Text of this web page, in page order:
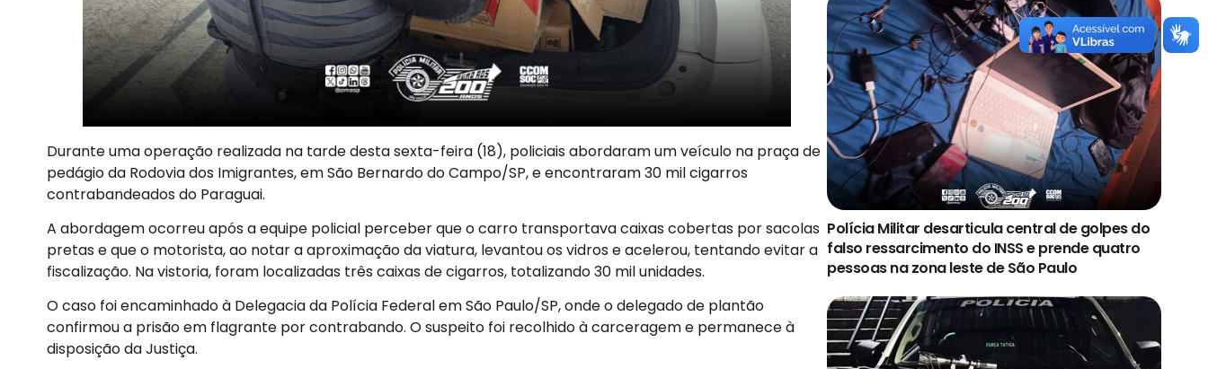
Durante uma operação realizada na tarde desta sexta-feira (18), policiais abordaram um veículo na praça de
pedágio da Rodovia dos Imigrantes, em São Bernardo do Campo/SP, e encontraram 30 mil cigarros
contrabandeados do Paraguai.
A abordagem ocorreu após a equipe policial perceber que o carro transportava caixas cobertas por sacolas
pretas e que o motorista, ao notar a aproximação da viatura, levantou os vidros e acelerou, tentando evitar a
fiscalização. Na vistoria, foram localizadas três caixas de cigarros, totalizando 30 mil unidades.
O caso foi encaminhado à Delegacia da Polícia Federal em São Paulo/SP, onde o delegado de plantão
confirmou a prisão em flagrante por contrabando. O suspeito foi recolhido à carceragem e permanece à
disposição da Justiça.
Polícia Militar desarticula central de golpes do
falso ressarcimento do INSS e prende quatro
pessoas na zona leste de São Paulo